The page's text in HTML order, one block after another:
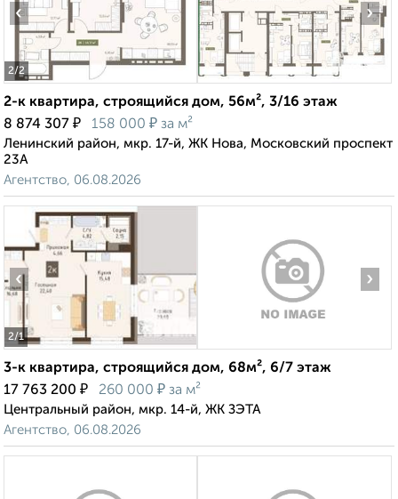
2/2
‹ ›
2-к квартира, строящийся дом, 56м², 3/16 этаж
8 874 307 ₽ 158 000 ₽ за м²
Ленинский район, мкр. 17-й, ЖК Нова, Московский проспект
23А
Агентство, 06.08.2026
2/1
‹ ›
3-к квартира, строящийся дом, 68м², 6/7 этаж
17 763 200 ₽ 260 000 ₽ за м²
Центральный район, мкр. 14-й, ЖК ЗЭТА
Агентство, 06.08.2026